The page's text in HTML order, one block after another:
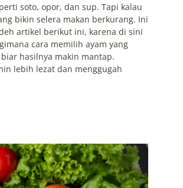
soto, opor, dan sup. Tapi kalau
bikin selera makan berkurang. Ini
artikel berikut ini, karena di sini
cara memilih ayam yang
hasilnya makin mantap.
lebih lezat dan menggugah